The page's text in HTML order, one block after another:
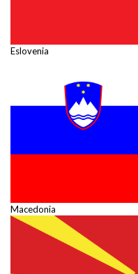
Eslovenia
Macedonia